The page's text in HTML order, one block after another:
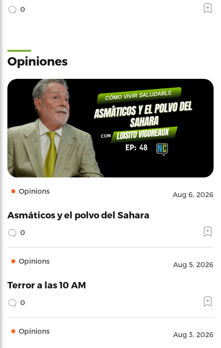
0
Opiniones
Opinions Aug 6, 2026
Asmáticos y el polvo del Sahara
0
Opinions Aug 5, 2026
Terror a las 10 AM
0
Opinions Aug 3, 2026